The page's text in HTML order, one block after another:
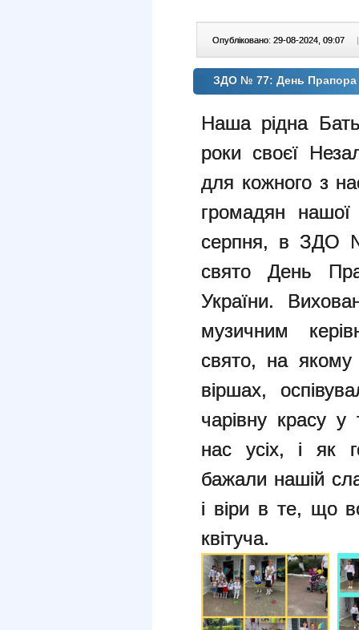
Опубліковано: 29-08-2024, 09:07 |
ЗДО № 77: День Прапора
Наша рідна
роки своєї
для кожного з
громадян нашої
серпня, в ЗДО
свято День
України.
музичним
свято, на
віршах,
чарівну красу
нас усіх, і як
бажали нашій
і віри в те, що
квітуча.